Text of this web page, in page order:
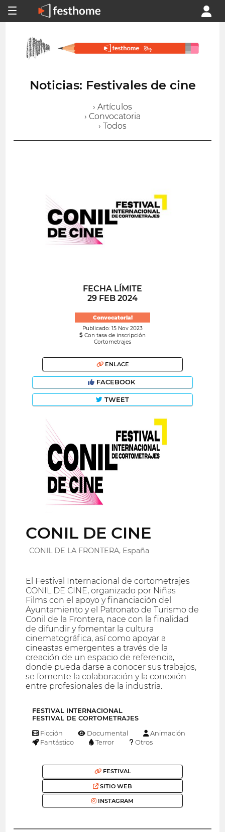
Noticias: Festivales de cine
› Artículos
› Convocatoria
› Todos
FECHA LÍMITE
29 FEB 2024
Convocatoria!
Publicado: 15 Nov 2023
Con tasa de inscripción
Cortometrajes
ENLACE
FACEBOOK
TWEET
CONIL DE CINE
CONIL DE LA FRONTERA, España
El Festival Internacional de cortometrajes
CONIL DE CINE, organizado por Niñas
Films con el apoyo y financiación del
Ayuntamiento y el Patronato de Turismo de
Conil de la Frontera, nace con la finalidad
de difundir y fomentar la cultura
cinematográfica, así como apoyar a
cineastas emergentes a través de la
creación de un espacio de referencia,
donde pueda darse a conocer sus trabajos,
se fomente la colaboración y la conexión
entre profesionales de la industria.
FESTIVAL INTERNACIONAL
FESTIVAL DE CORTOMETRAJES
Ficción Documental
Animación
Fantástico
Terror Otros
FESTIVAL
SITIO WEB
INSTAGRAM